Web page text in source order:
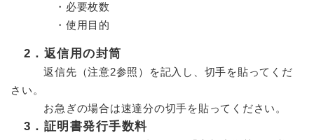
・必要枚数
・使用目的
2．返信用の封筒
返信先（注意2参照）を記入し、切手を貼ってくだ
さい。
お急ぎの場合は速達分の切手を貼ってください。
3．証明書発行手数料